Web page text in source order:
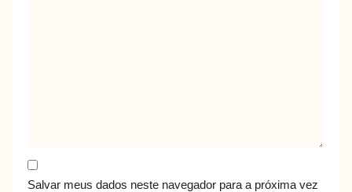
Salvar meus dados neste navegador para a próxima vez